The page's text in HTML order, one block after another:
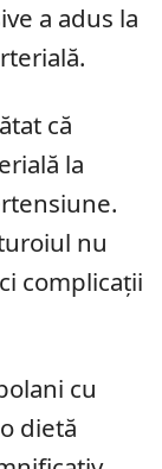
a adus la
că
la
nu
complicații
cu
dietă